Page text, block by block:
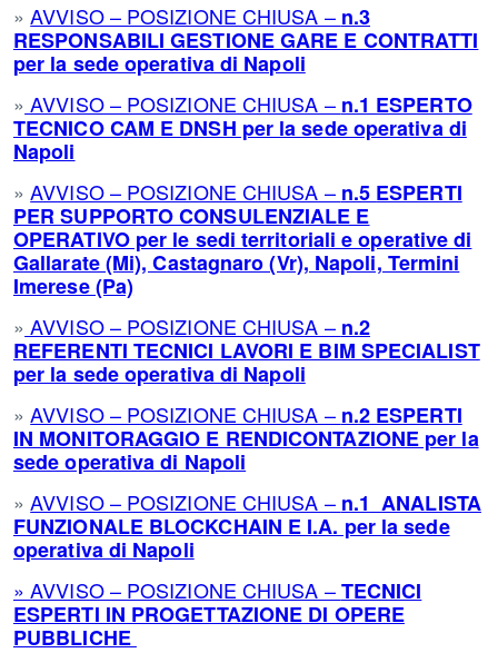
»AVVISO – POSIZIONE CHIUSA – n.3
RESPONSABILI GESTIONE GARE E CONTRATTI
per la sede operativa di Napoli
» AVVISO – POSIZIONE CHIUSA – n.1 ESPERTO
TECNICO CAM E DNSH per la sede operativa di
Napoli
»AVVISO – POSIZIONE CHIUSA – n.5 ESPERTI
PER SUPPORTO CONSULENZIALE E
OPERATIVO per le sedi territoriali e operative di
Gallarate (Mi), Castagnaro (Vr), Napoli, Termini
Imerese (Pa)
» AVVISO – POSIZIONE CHIUSA – n.2
REFERENTI TECNICI LAVORI E BIM SPECIALIST
per la sede operativa di Napoli
»AVVISO – POSIZIONE CHIUSA – n.2 ESPERTI
IN MONITORAGGIO E RENDICONTAZIONE per la
sede operativa di Napoli
»AVVISO – POSIZIONE CHIUSA – n.1 ANALISTA
FUNZIONALE BLOCKCHAIN E I.A. per la sede
operativa di Napoli
» AVVISO – POSIZIONE CHIUSA –TECNICI
ESPERTI IN PROGETTAZIONE DI OPERE
PUBBLICHE